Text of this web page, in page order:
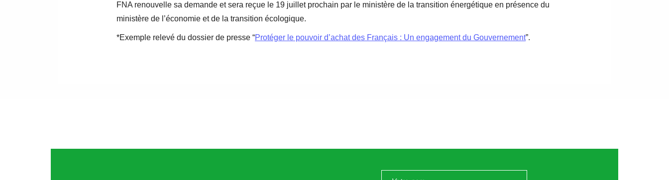
FNA renouvelle sa demande et sera reçue le 19 juillet prochain par le ministère de la transition énergétique en présence du
ministère de l’économie et de la transition écologique.
*Exemple relevé du dossier de presse “Protéger le pouvoir d’achat des Français : Un engagement du Gouvernement”.